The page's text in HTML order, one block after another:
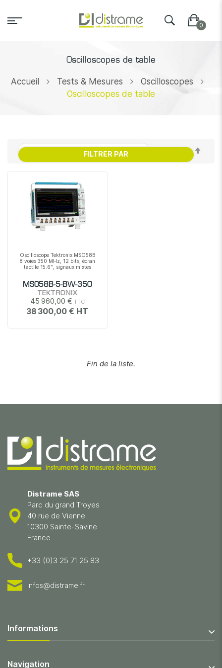
Oscilloscopes de table
Accueil Tests & Mesures
Oscilloscopes
Oscilloscopes de table
Oscilloscope Tektronix MSO58B
8 voies 350 MHz, 12 bits, écran
tactile 15.6'', signaux mixtes
MSO58B-5-BW-350
TEKTRONIX
45 960,00 €
38 300,00 €
Fin de la liste.
FILTRER PAR
Distrame SAS
Parc du grand Troyes
40 rue de Vienne
10300 Sainte-Savine
France
+33 (0)3 25 71 25 83
infos@distrame.fr
Informations
Navigation